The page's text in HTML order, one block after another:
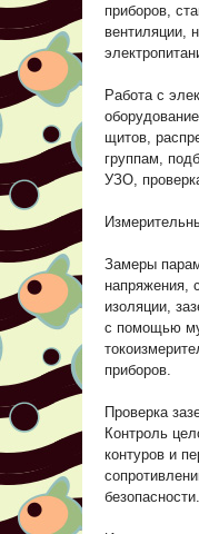
приборов,
вентиляции,
Работа с
щитов,
группам,
УЗО,
Замеры
напряжения,
изоляции,
с помощью
приборов.
Проверка
Контроль
контуров и
безопасности.